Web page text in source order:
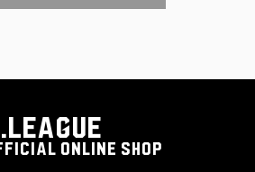
ONLINE SHOP